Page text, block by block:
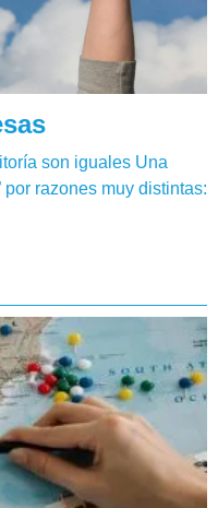
son iguales Una
por razones muy distintas: